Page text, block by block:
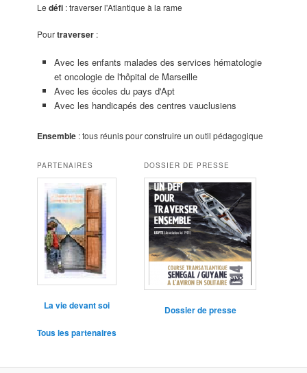
Ledéfi : traverser l'Atlantique à la rame
Pourtraverser :
Avec les enfants malades des services hématologie
et oncologie de l'hôpital de Marseille
Avec les écoles du pays d'Apt
Avec les handicapés des centres vauclusiens
Ensemble : tous réunis pour construire un outil pédagogique
PARTENAIRES
La vie devant soi
Tous les partenaires
DOSSIER DE PRESSE
Dossier de presse